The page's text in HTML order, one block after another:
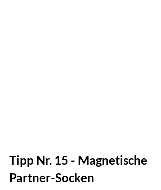
Tipp Nr. 15 - Magnetische
Partner-Socken